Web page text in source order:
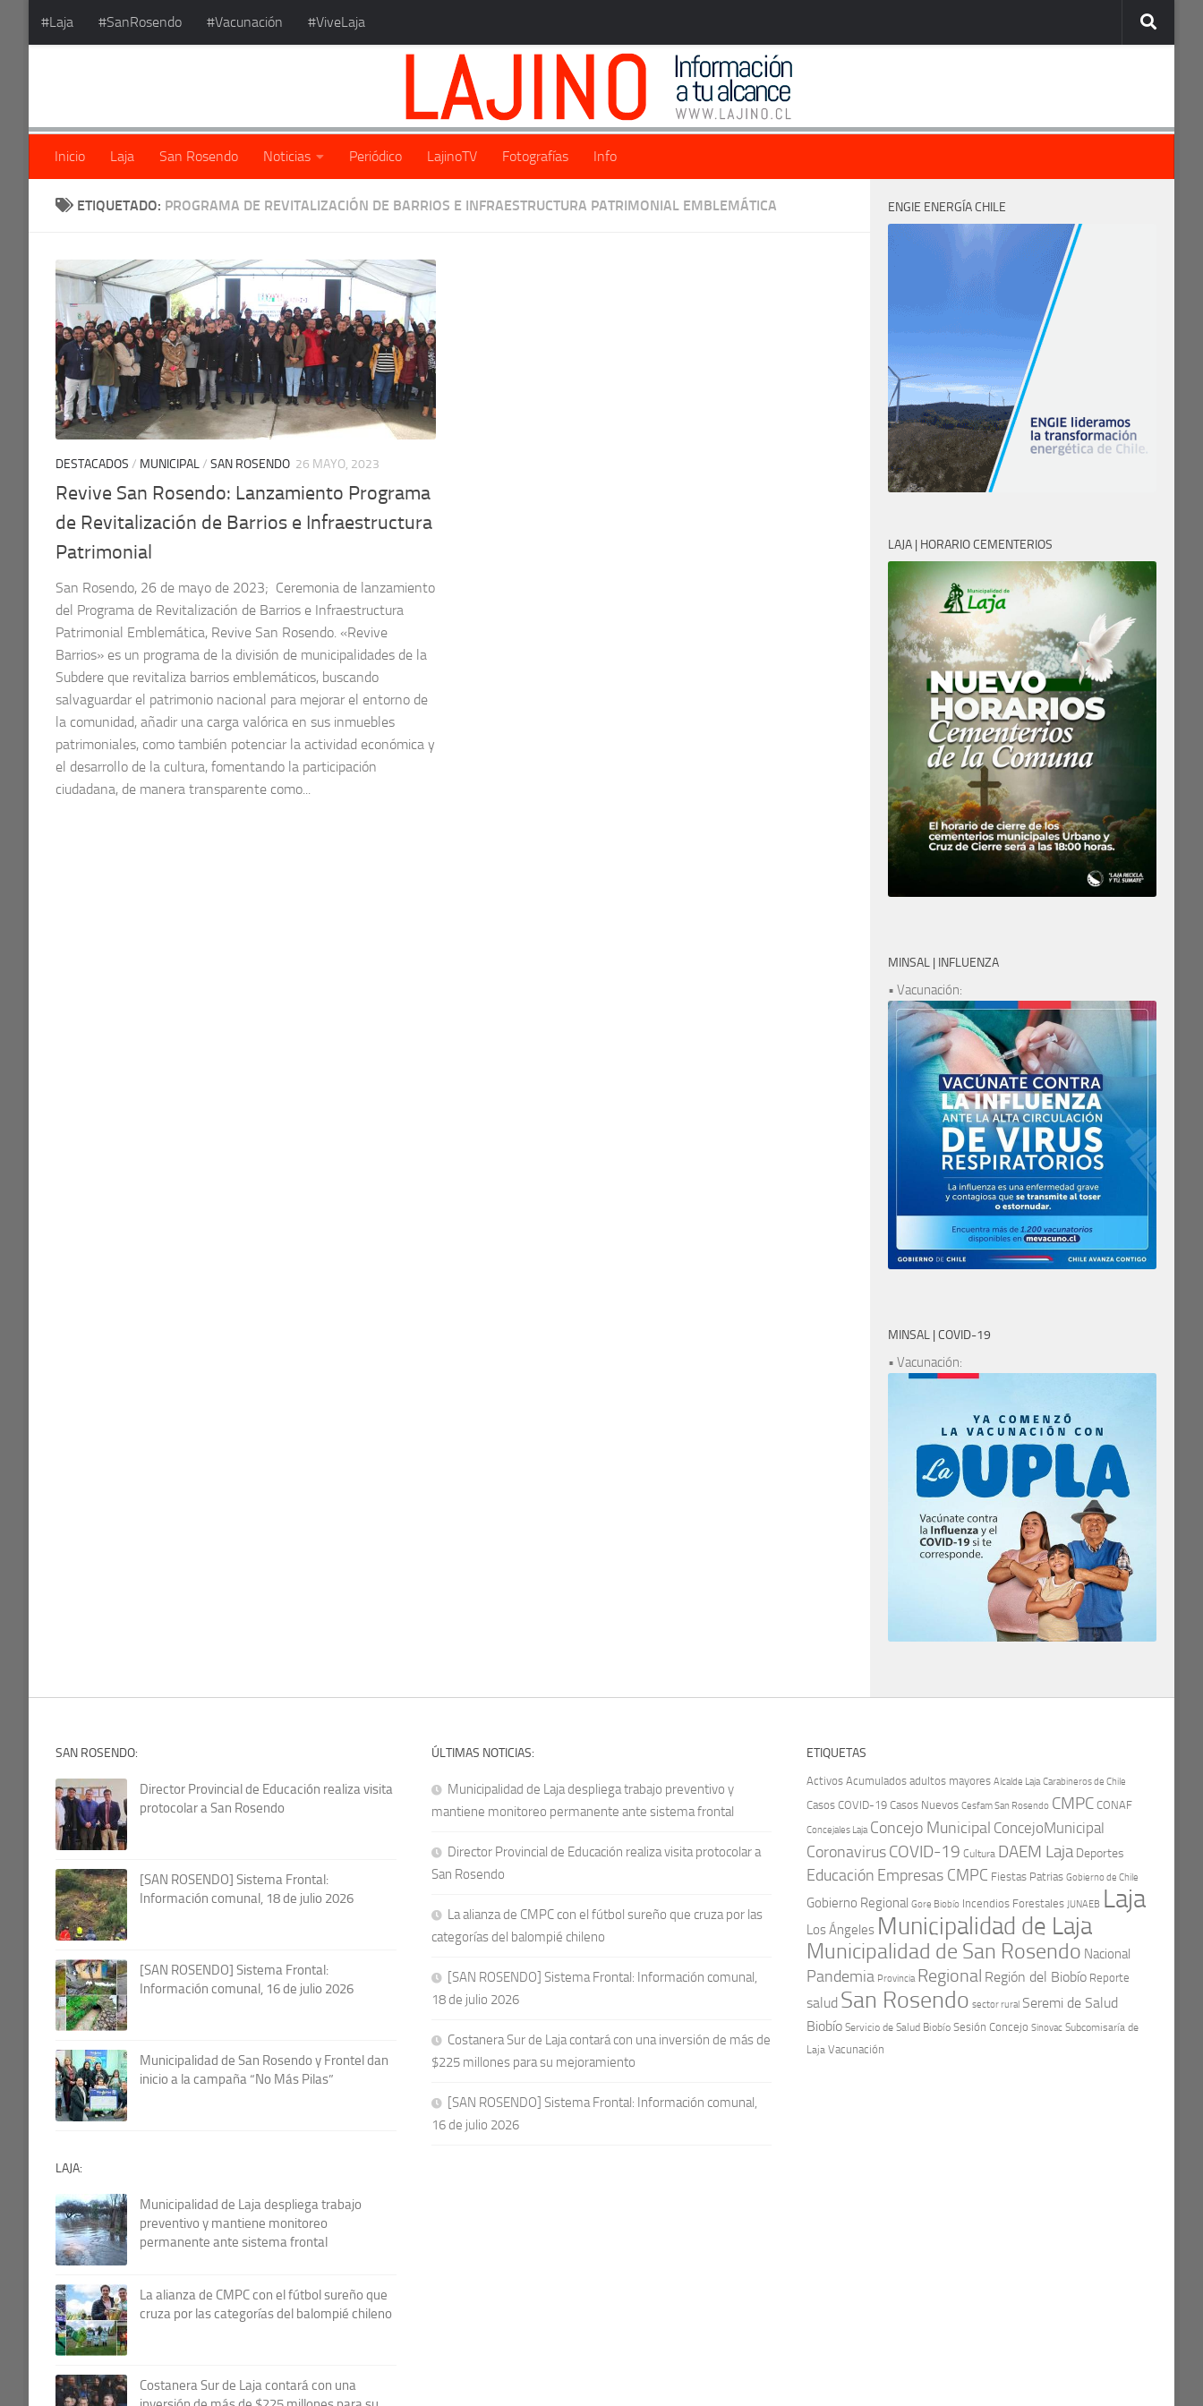
Saltar al contenido
#Laja #SanRosendo #Vacunación #ViveLaja
Inicio Laja San Rosendo Noticias Periódico LajinoTV Fotografías Info
ETIQUETADO: PROGRAMA DE REVITALIZACIÓN DE BARRIOS E INFRAESTRUCTURA PATRIMONIAL EMBLEMÁTICA
DESTACADOS / MUNICIPAL/ SAN ROSENDO 26 MAYO, 2023
Revive San Rosendo: Lanzamiento Programa
de Revitalización de Barrios e Infraestructura
Patrimonial
San Rosendo, 26 de mayo de 2023; Ceremonia de lanzamiento
del Programa de Revitalización de Barrios e Infraestructura
Patrimonial Emblemática, Revive San Rosendo. «Revive
Barrios» es un programa de la división de municipalidades de la
Subdere que revitaliza barrios emblemáticos, buscando
salvaguardar el patrimonio nacional para mejorar el entorno de
la comunidad, añadir una carga valórica en sus inmuebles
patrimoniales, como también potenciar la actividad económica y
el desarrollo de la cultura, fomentando la participación
ciudadana, de manera transparente como...
ENGIE ENERGÍA CHILE
LAJA | HORARIO CEMENTERIOS
MINSAL | INFLUENZA
• Vacunación:
MINSAL | COVID-19
• Vacunación:
SAN ROSENDO:
Director Provincial de Educación realiza visita
protocolar a San Rosendo
[SAN ROSENDO] Sistema Frontal:
Información comunal, 18 de julio 2026
[SAN ROSENDO] Sistema Frontal:
Información comunal, 16 de julio 2026
Municipalidad de San Rosendo y Frontel dan
inicio a la campaña “No Más Pilas”
LAJA:
Municipalidad de Laja despliega trabajo
preventivo y mantiene monitoreo
permanente ante sistema frontal
La alianza de CMPC con el fútbol sureño que
cruza por las categorías del balompié chileno
Costanera Sur de Laja contará con una
ÚLTIMAS NOTICIAS:
Municipalidad de Laja despliega trabajo preventivo y
mantiene monitoreo permanente ante sistema frontal
Director Provincial de Educación realiza visita protocolar a
San Rosendo
La alianza de CMPC con el fútbol sureño que cruza por las
categorías del balompié chileno
[SAN ROSENDO] Sistema Frontal: Información comunal,
18 de julio 2026
Costanera Sur de Laja contará con una inversión de más de
$225 millones para su mejoramiento
[SAN ROSENDO] Sistema Frontal: Información comunal,
16 de julio 2026
ETIQUETAS
Activos Acumulados adultos mayores Alcalde Laja Carabineros de Chile
Casos COVID-19 Casos Nuevos Cesfam San Rosendo CMPC CONAF
Concejales Laja Concejo Municipal ConcejoMunicipal
CoronavirusCOVID-19 Cultura DAEM Laja Deportes
Educación Empresas CMPC Fiestas Patrias Gobierno de Chile
Gobierno Regional Gore Biobío Incendios Forestales JUNAEB Laja
Los Ángeles Municipalidad de Laja
Municipalidad de San Rosendo Nacional
Pandemia Provincia Regional Región del Biobío Reporte
salud San Rosendo sector rural Seremi de Salud
Biobío Servicio de Salud Biobío Sesión Concejo Sinovac Subcomisaría de
Laja Vacunación